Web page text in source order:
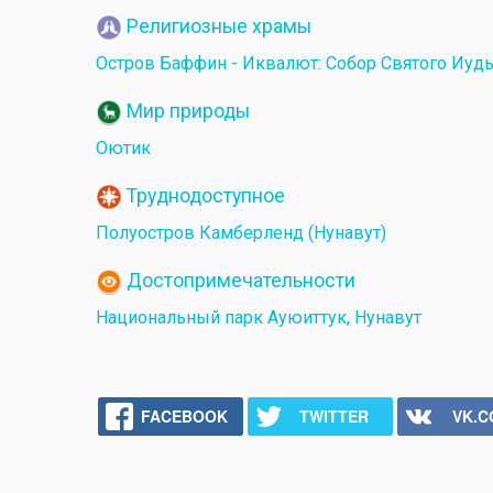
Религиозные храмы
Остров Баффин - Иквалют: Собор Святого
Мир природы
Оютик
Труднодоступное
Полуостров Камберленд (Нунавут)
Достопримечательности
Национальный парк Ауюиттук, Нунавут
FACEBOOK TWITTER